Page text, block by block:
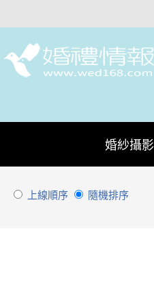
婚紗攝影
上線順序 隨機排序